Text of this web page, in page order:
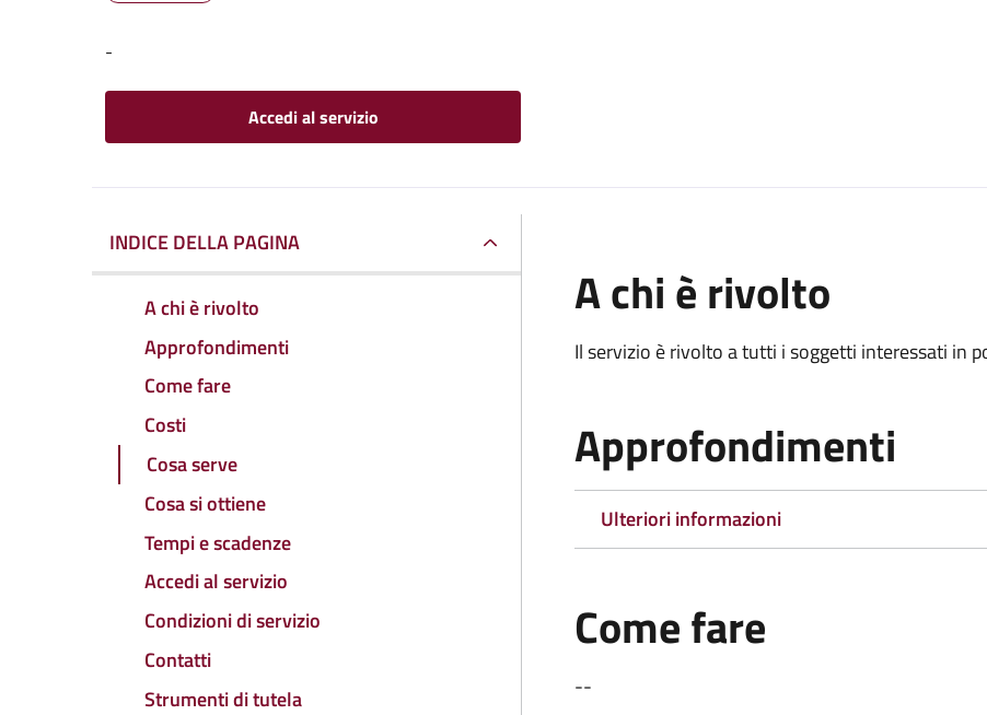
-
Accedi al servizio
INDICE DELLA PAGINA
A chi è rivolto
Approfondimenti
Come fare
Costi
Cosa serve
Cosa si ottiene
Tempi e scadenze
Accedi al servizio
Condizioni di servizio
Contatti
Strumenti di tutela
A chi è rivolto
Il servizio è rivolto a tutti i soggetti interessati in
Approfondimenti
Ulteriori informazioni
Come fare
--